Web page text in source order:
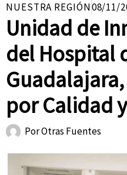
NUESTRA REGIÓN08/11/
Unidad de
del Hospital
por Calidad
PorOtras Fuentes